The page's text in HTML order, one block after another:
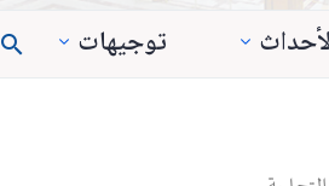
توجيهات 